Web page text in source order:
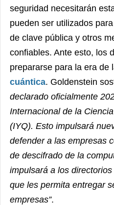
seguridad necesitarán
pueden ser utilizados
de clave pública y otros
confiables. Ante esto, los
prepararse para la era de
cuántica. Goldenstein
declarado oficialmente
Internacional de la
(IYQ). Esto impulsará
defender a las empresas
de descifrado de la
impulsará a los
que les permita entregar
empresas”.